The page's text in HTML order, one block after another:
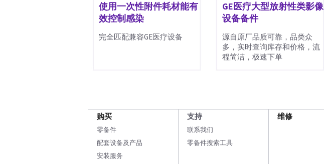
使用一次性附件耗材能有
效控制感染
完全匹配兼容GE医疗设备
GE医疗大型放射性类影像
设备备件
源自原厂品质可靠，品类众
多，实时查询库存和价格，流
程简洁，极速下单
购买
零备件
配套设备及产品
安装服务
支持
联系我们
零备件搜索工具
维修